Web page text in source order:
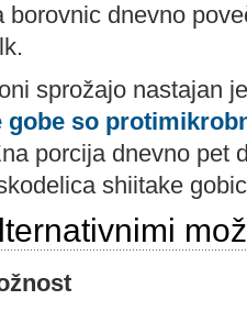
borovnic dnevno
sprožajo nastajan
gobe so
porcija dnevno pet
shiitake